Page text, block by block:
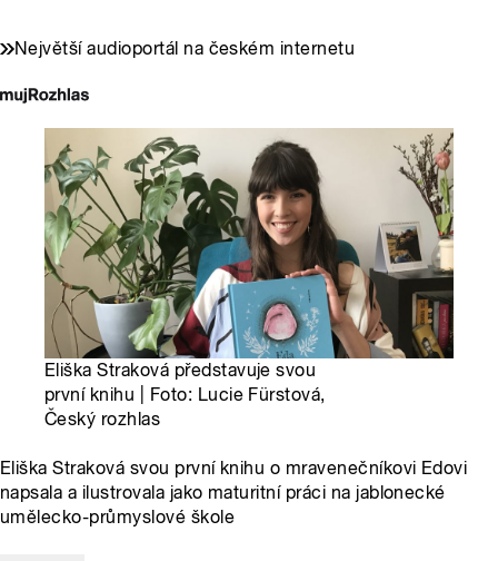
Největší audioportál na českém internetu
Eliška Straková představuje svou
první knihu | Foto: Lucie Fürstová,
Český rozhlas
Eliška Straková svou první knihu o mravenečníkovi Edovi
napsala a ilustrovala jako maturitní práci na jablonecké
umělecko-průmyslové škole